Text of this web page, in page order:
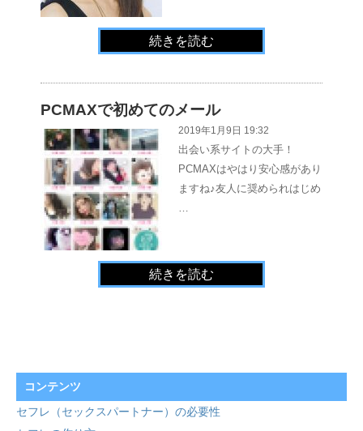
続きを読む
PCMAXで初めてのメール
2019年1月9日 19:32
出会い系サイトの大手！
PCMAXはやはり安心感があり
ますね♪友人に奨められはじめ
続きを読む
コンテンツ
セフレ（セックスパートナー）の必要性